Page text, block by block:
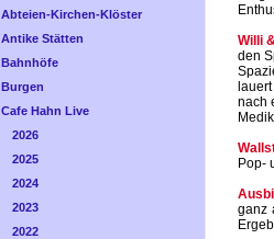
Abteien-Kirchen-Klöster
Antike Stätten
Bahnhöfe
Burgen
Cafe Hahn Live
2026
2025
2024
2023
2022
Willi
den
nach
Pop-
ganz